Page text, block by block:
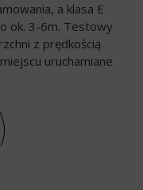
a klasa E
ok. 3-6m. Testowy
z prędkością
uruchamiane